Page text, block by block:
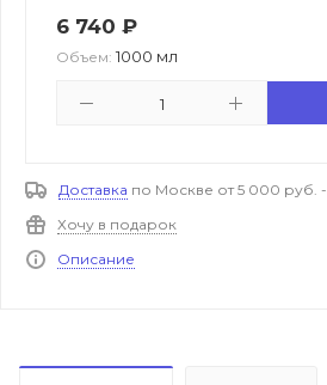
6 740 ₽
Объем: 1000 мл
Доставка по Москве от 5 000 руб.
Хочу в подарок
Описание